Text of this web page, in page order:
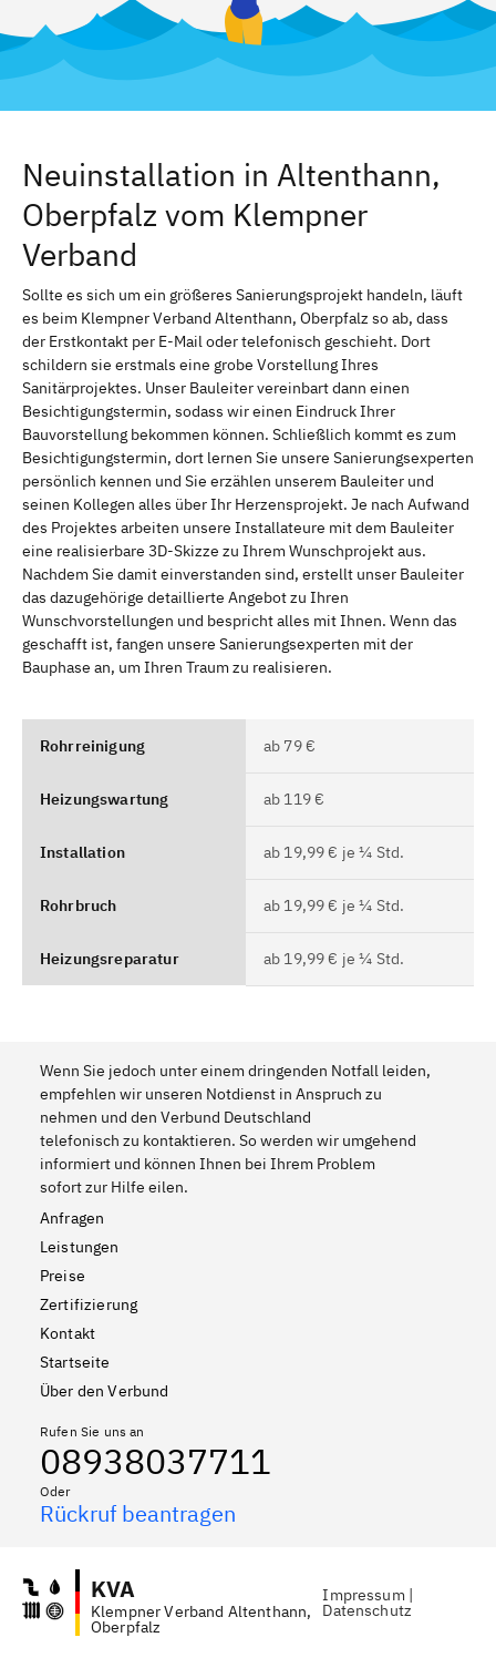
Neuinstallation in Altenthann,
Oberpfalz vom Klempner
Verband
Sollte es sich um ein größeres Sanierungsprojekt handeln, läuft
es beim Klempner Verband Altenthann, Oberpfalz so ab, dass
der Erstkontakt per E-Mail oder telefonisch geschieht. Dort
schildern sie erstmals eine grobe Vorstellung Ihres
Sanitärprojektes. Unser Bauleiter vereinbart dann einen
Besichtigungstermin, sodass wir einen Eindruck Ihrer
Bauvorstellung bekommen können. Schließlich kommt es zum
Besichtigungstermin, dort lernen Sie unsere Sanierungsexperten
persönlich kennen und Sie erzählen unserem Bauleiter und
seinen Kollegen alles über Ihr Herzensprojekt. Je nach Aufwand
des Projektes arbeiten unsere Installateure mit dem Bauleiter
eine realisierbare 3D-Skizze zu Ihrem Wunschprojekt aus.
Nachdem Sie damit einverstanden sind, erstellt unser Bauleiter
das dazugehörige detaillierte Angebot zu Ihren
Wunschvorstellungen und bespricht alles mit Ihnen. Wenn das
geschafft ist, fangen unsere Sanierungsexperten mit der
Bauphase an, um Ihren Traum zu realisieren.
Rohrreinigung ab 79 €
Heizungswartung ab 119 €
Installation ab 19,99 € je ¼ Std.
Rohrbruch ab 19,99 € je ¼ Std.
Heizungsreparatur ab 19,99 € je ¼ Std.
Wenn Sie jedoch unter einem dringenden Notfall leiden,
empfehlen wir unseren Notdienst in Anspruch zu
nehmen und den Verbund Deutschland
telefonisch zu kontaktieren. So werden wir umgehend
informiert und können Ihnen bei Ihrem Problem
sofort zur Hilfe eilen.
Anfragen
Leistungen
Preise
Zertifizierung
Kontakt
Startseite
Über den Verbund
Rufen Sie uns an
08938037711
Oder
Rückruf beantragen
KVA
Klempner Verband Altenthann,
Oberpfalz
Impressum |
Datenschutz